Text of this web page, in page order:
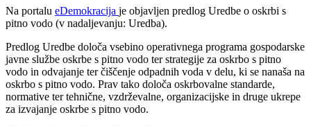
Na portalu eDemokracija je objavljen predlog Uredbe o oskrbi s
pitno vodo (v nadaljevanju: Uredba).
Predlog Uredbe določa vsebino operativnega programa gospodarske
javne službe oskrbe s pitno vodo ter strategije za oskrbo s pitno
vodo in odvajanje ter čiščenje odpadnih voda v delu, ki se nanaša na
oskrbo s pitno vodo. Prav tako določa oskrbovalne standarde,
normative ter tehnične, vzdrževalne, organizacijske in druge ukrepe
za izvajanje oskrbe s pitno vodo.